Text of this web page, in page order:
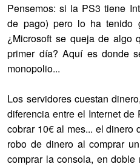
Pensemos: si la PS3 tiene
de pago) pero lo ha tenido
¿Microsoft se queja de algo
primer día? Aquí es donde
monopolio...
Los servidores cuestan
diferencia entre el Internet
cobrar 10€ al mes... el dinero
robo de dinero al comprar
comprar la consola, en